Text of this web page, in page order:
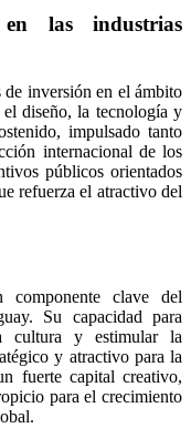
en las industrias
inversión en el ámbito
el diseño, la tecnología y
impulsado tanto
internacional de los
públicos orientados
refuerza el atractivo del
componente clave del
Su capacidad para
cultura y estimular la
y atractivo para la
fuerte capital creativo,
para el crecimiento